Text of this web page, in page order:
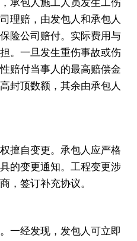
承包人施工人员发生工伤
理赔，由发包人和承包人
险公司赔付。实际费用与
。一旦发生重伤事故或伤
赔付当事人的最高赔偿金
封顶数额，其余由承包人
擅自变更。承包人应严格
的变更通知。工程变更涉
，签订补充协议。
一经发现，发包人可立即